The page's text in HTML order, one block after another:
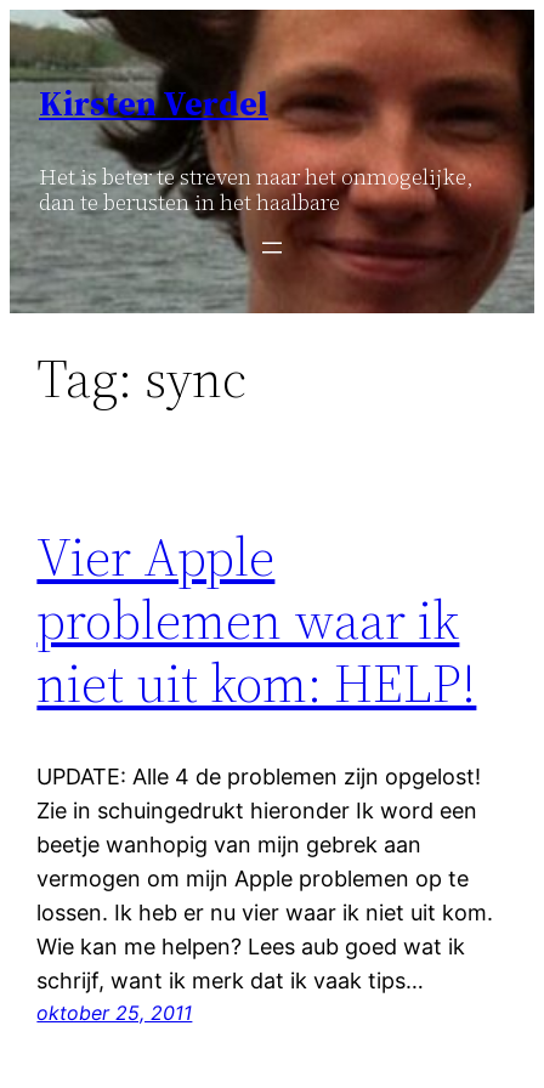
Ga
naar
inhoud
Kirsten Verdel
Het is beter te streven naar het onmogelijke,
dan te berusten in het haalbare
Tag: sync
Vier Apple
problemen waar ik
niet uit kom: HELP!
UPDATE: Alle 4 de problemen zijn opgelost!
Zie in schuingedrukt hieronder Ik word een
beetje wanhopig van mijn gebrek aan
vermogen om mijn Apple problemen op te
lossen. Ik heb er nu vier waar ik niet uit kom.
Wie kan me helpen? Lees aub goed wat ik
schrijf, want ik merk dat ik vaak tips…
oktober 25, 2011